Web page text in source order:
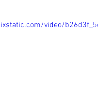
video/